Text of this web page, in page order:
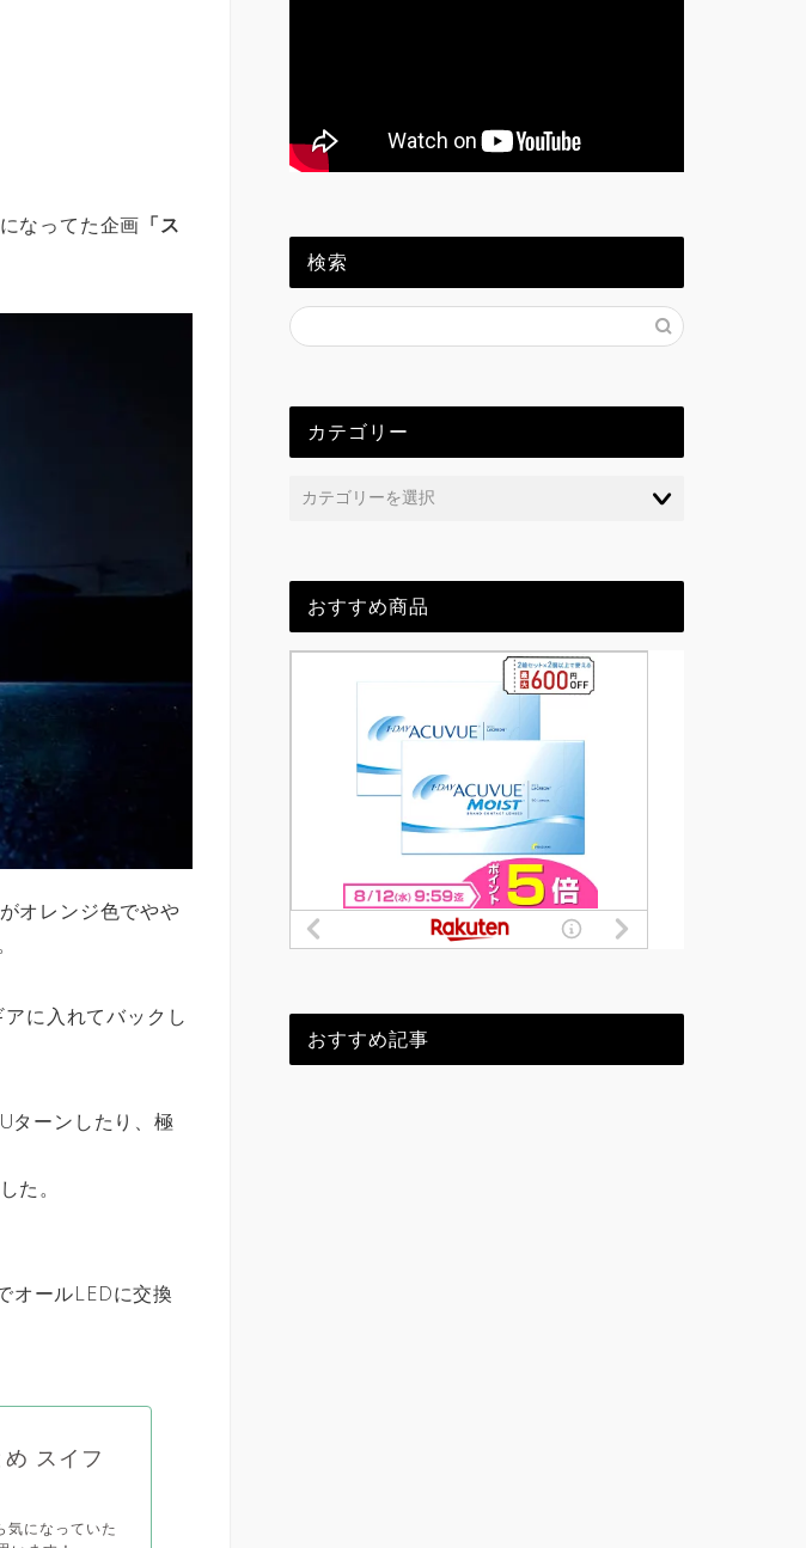
なってた企画 「ス
オレンジ色でやや
に入れてバックし
ターンしたり、極
た。
オールLEDに交換
スイフ
気になっていた
検索
カテゴリー
おすすめ商品
おすすめ記事